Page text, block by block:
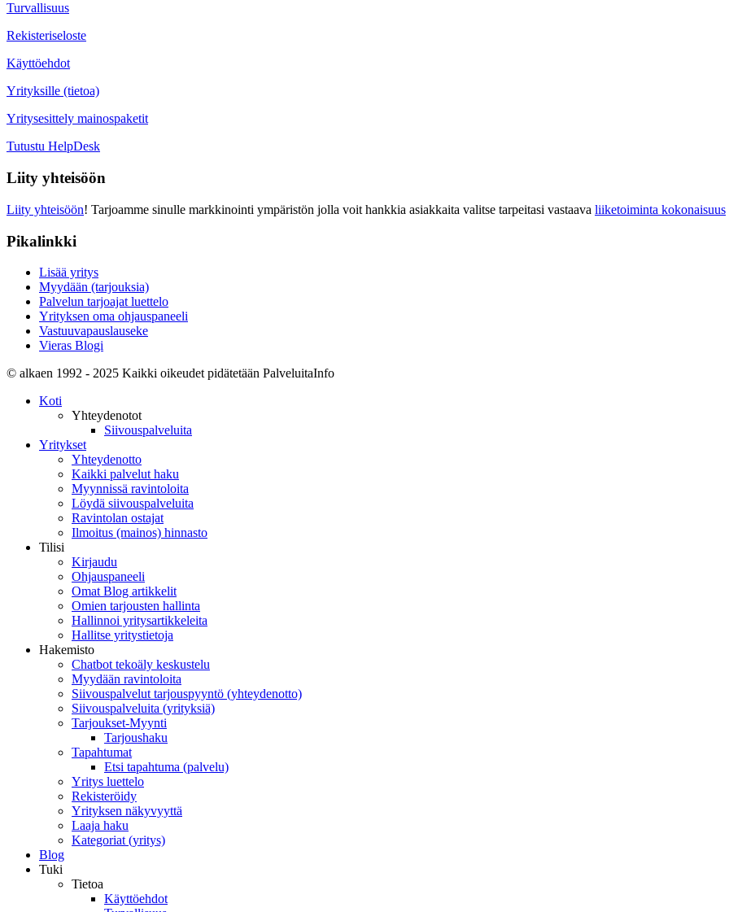
Turvallisuus
Rekisteriseloste
Käyttöehdot
Yrityksille (tietoa)
Yritysesittely mainospaketit
Tutustu HelpDesk
Liity yhteisöön
Liity yhteisöön! Tarjoamme sinulle markkinointi ympäristön jolla voit hankkia asiakkaita valitse tarpeitasi vastaava liiketoiminta kokonaisuus
Pikalinkki
Lisää yritys
Myydään (tarjouksia)
Palvelun tarjoajat luettelo
Yrityksen oma ohjauspaneeli
Vastuuvapauslauseke
Vieras Blogi
© alkaen 1992 - 2025 Kaikki oikeudet pidätetään PalveluitaInfo
Koti
Yhteydenotot
Siivouspalveluita
Yritykset
Yhteydenotto
Kaikki palvelut haku
Myynnissä ravintoloita
Löydä siivouspalveluita
Ravintolan ostajat
Ilmoitus (mainos) hinnasto
Tilisi
Kirjaudu
Ohjauspaneeli
Omat Blog artikkelit
Omien tarjousten hallinta
Hallinnoi yritysartikkeleita
Hallitse yritystietoja
Hakemisto
Chatbot tekoäly keskustelu
Myydään ravintoloita
Siivouspalvelut tarjouspyyntö (yhteydenotto)
Siivouspalveluita (yrityksiä)
Tarjoukset-Myynti
Tarjoushaku
Tapahtumat
Etsi tapahtuma (palvelu)
Yritys luettelo
Rekisteröidy
Yrityksen näkyvyyttä
Laaja haku
Kategoriat (yritys)
Blog
Tuki
Tietoa
Käyttöehdot